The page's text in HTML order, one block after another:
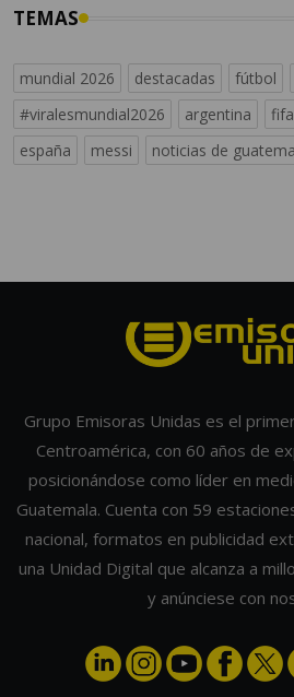
TEMAS
mundial 2026 destacadas fútbol
#viralesmundial2026
argentina fifa
españa
messi noticias de
Grupo Emisoras Unidas es el
Centroamérica, con 60 años de
posicionándose como líder en
Guatemala. Cuenta con 59
nacional, formatos en publicidad
una Unidad Digital que alcanza a
y anúnciese con